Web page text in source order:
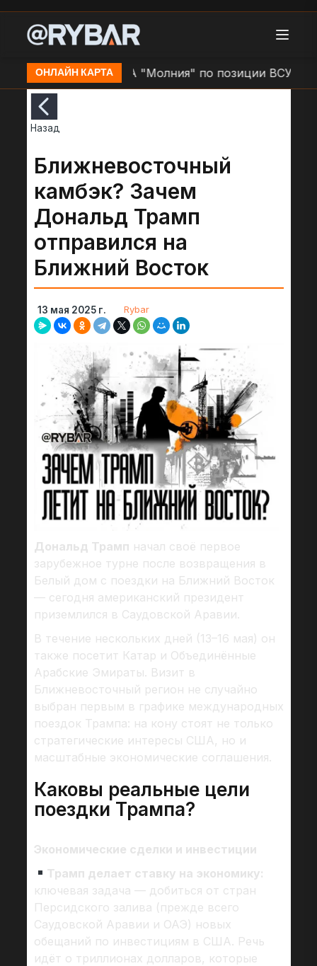
ОНЛАЙН КАРТА
Удар БЛА "Молния" по позиции ВСУ в н.п.
Назад
Ближневосточный
камбэк? Зачем
Дональд Трамп
отправился на
Ближний Восток
13 мая 2025 г. Rybar
Дональд Трамп начал своё первое
зарубежное турне после возвращения в
Белый дом с поездки на Ближний Восток
— сегодня американский президент
приземлился в Саудовской Аравии.
В течение нескольких дней (13–16 мая) он
также посетит Катар и Объединённые
Арабские Эмираты. Визит в
Ближневосточный регион не случайно
выбран первым в графике международных
поездок Трампа: на кону стоят не только
стратегические интересы США, но и
масштабные экономические соглашения.
Каковы реальные цели
поездки Трампа?
Экономические сделки и инвестиции
Трамп делает ставку на экономику:
ключевая задача — добиться от стран
Персидского залива (прежде всего
Саудовской Аравии и ОАЭ) новых
обещаний по инвестициям в США. Речь
идёт о триллионах долларов, которые